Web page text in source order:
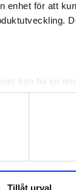
för att
kan ha en
för specifika
och ställ in
förklaringen.
även
vi
Tillåt urval